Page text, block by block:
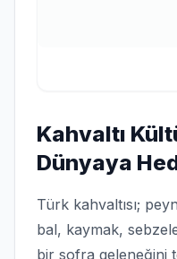
Kahvaltı
Dünyaya
Türk kahvaltısı;
bal, kaymak,
bir sofra geleneğini